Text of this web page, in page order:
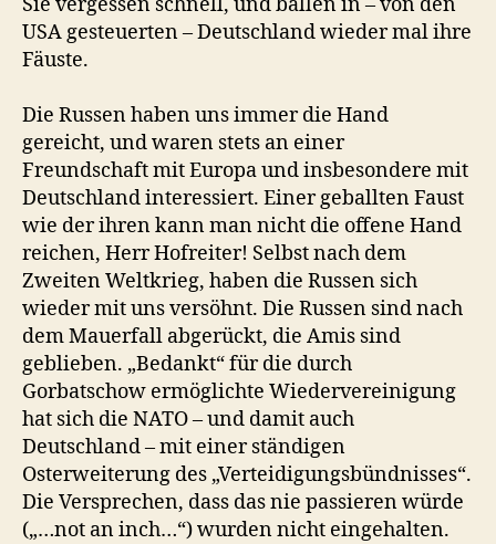
USA gesteuerten – Deutschland wieder mal ihre
Fäuste.
Die Russen haben uns immer die Hand
gereicht, und waren stets an einer
Freundschaft mit Europa und insbesondere mit
Deutschland interessiert. Einer geballten Faust
wie der ihren kann man nicht die offene Hand
reichen, Herr Hofreiter! Selbst nach dem
Zweiten Weltkrieg, haben die Russen sich
wieder mit uns versöhnt. Die Russen sind nach
dem Mauerfall abgerückt, die Amis sind
geblieben. „Bedankt“ für die durch
Gorbatschow ermöglichte Wiedervereinigung
hat sich die NATO – und damit auch
Deutschland – mit einer ständigen
Osterweiterung des „Verteidigungsbündnisses“.
Die Versprechen, dass das nie passieren würde
(„…not an inch…“) wurden nicht eingehalten.